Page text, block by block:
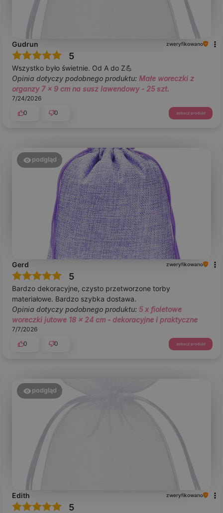
Gudrun zweryfikowano
5
Wszystko było świetnie. Od A do Z💪
Opinia dotyczy podobnego produktu: Małe woreczki z
organzy 7 x 9 cm na susz lawendowy - 25 szt.
7/24/2026
0
0 zobacz produkt
podgląd
Gerd zweryfikowano
5
Bardzo dekoracyjne, czysto przetworzone torby
materiałowe. Bardzo szybka dostawa.
Opinia dotyczy podobnego produktu: 5 x fioletowe
woreczki jutowe 18 x 24 cm - dekoracyjne i praktyczne
7/7/2026
0
0 zobacz produkt
podgląd
Edith zweryfikowano
5